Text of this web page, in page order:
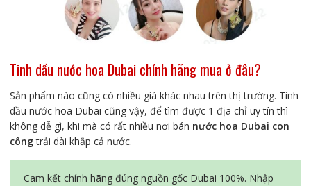
Tinh dầu nước hoa Dubai chính hãng mua ở đâu?
Sản phẩm nào cũng có nhiều giá khác nhau trên thị trường. Tinh
dầu nước hoa Dubai cũng vậy, để tìm được 1 địa chỉ uy tín thì
không dễ gì, khi mà có rất nhiều nơi bán nước hoa Dubai con
côngtrải dài khắp cả nước.
Cam kết chính hãng đúng nguồn gốc Dubai 100%. Nhập